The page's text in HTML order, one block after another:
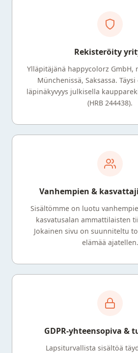
Rekisteröity
Ylläpitäjänä happycolorz GmbH,
Münchenissä, Saksassa.
läpinäkyvyys julkisella
(HRB 244438).
Vanhempien &
Sisältömme on luotu
kasvatusalan ammattilaisten
Jokainen sivu on suunniteltu
elämää ajatellen.
GDPR-yhteensopiva &
Lapsiturvallista sisältöä